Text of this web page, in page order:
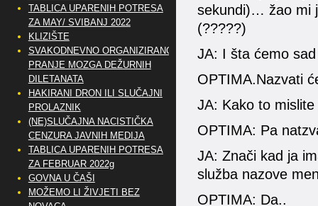
sekundi)… žao mi
(?????)
JA: I šta ćemo
OPTIMA.Nazvati
JA: Kako to mislite
OPTIMA: Pa
JA: Znači kad ja
služba nazove
OPTIMA: Da..
TABLICA UPARENIH POTRESA
ZA MAY/ SVIBANJ 2022
KLIZIŠTE
SVAKODNEVNO ORGANIZIRANO
PRANJE MOZGA DEŽURNIH
DILETANATA
HAKIRANI DRON ILI SLUČAJNI
PROLAZNIK
(NE)SLUČAJNA NACISTIČKA
CENZURA JAVNIH MEDIJA
TABLICA UPARENIH POTRESA
ZA FEBRUAR 2022g
GOVNA U ČAŠI
MOŽEMO LI ŽIVJETI BEZ